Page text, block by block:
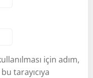
için adım,
tarayıcıya